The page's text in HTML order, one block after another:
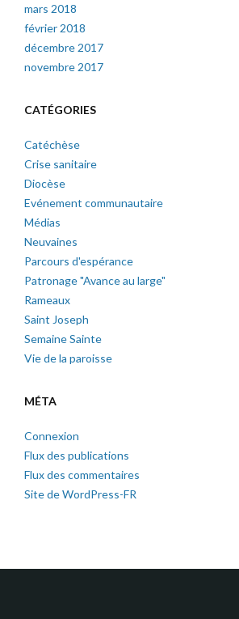
mars 2018
février 2018
décembre 2017
novembre 2017
CATÉGORIES
Catéchèse
Crise sanitaire
Diocèse
Evénement communautaire
Médias
Neuvaines
Parcours d'espérance
Patronage "Avance au large"
Rameaux
Saint Joseph
Semaine Sainte
Vie de la paroisse
MÉTA
Connexion
Flux des publications
Flux des commentaires
Site de WordPress-FR